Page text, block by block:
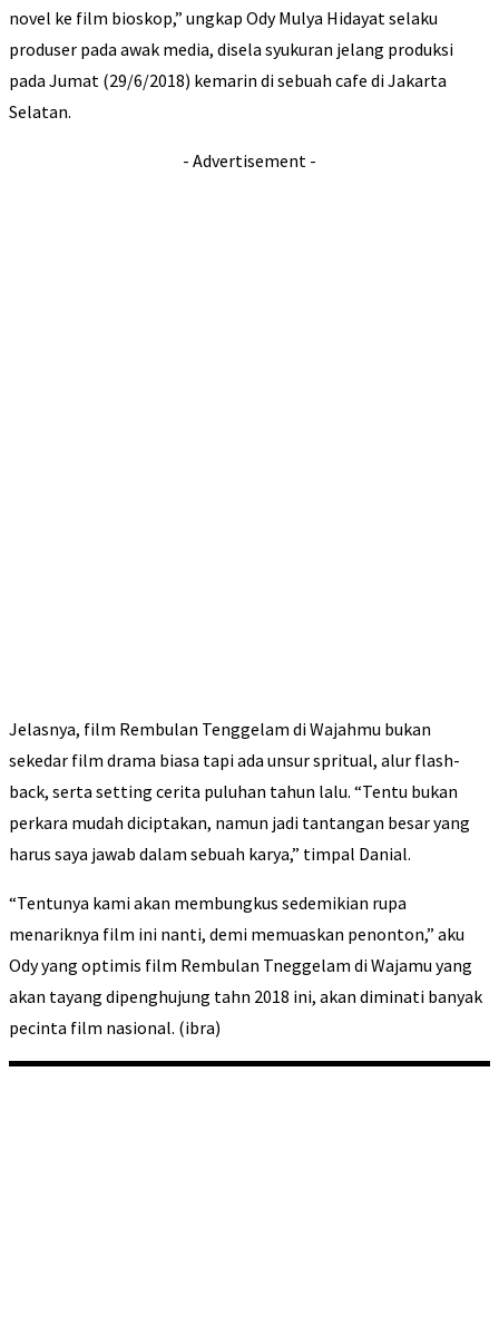
novel ke film bioskop,” ungkap Ody Mulya Hidayat selaku
produser pada awak media, disela syukuran jelang produksi
pada Jumat (29/6/2018) kemarin di sebuah cafe di Jakarta
Selatan.
- Advertisement -
Jelasnya, film Rembulan Tenggelam di Wajahmu bukan
sekedar film drama biasa tapi ada unsur spritual, alur flash-
back, serta setting cerita puluhan tahun lalu. “Tentu bukan
perkara mudah diciptakan, namun jadi tantangan besar yang
harus saya jawab dalam sebuah karya,” timpal Danial.
“Tentunya kami akan membungkus sedemikian rupa
menariknya film ini nanti, demi memuaskan penonton,” aku
Ody yang optimis film Rembulan Tneggelam di Wajamu yang
akan tayang dipenghujung tahn 2018 ini, akan diminati banyak
pecinta film nasional. (ibra)